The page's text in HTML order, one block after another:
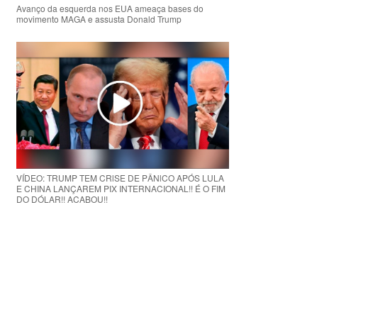
Avanço da esquerda nos EUA ameaça bases do
movimento MAGA e assusta Donald Trump
VÍDEO: TRUMP TEM CRlSE DE PÂNlCO APÓS LULA
E CHINA LANÇAREM PIX INTERNACIONAL!! É O FIM
DO DÓLAR!! ACABOU!!